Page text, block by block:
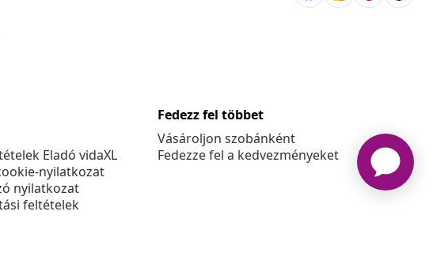
Eladó vidaXL
nyilatkozat
nyilatkozat
feltételek
Fedezz fel többet
Vásároljon szobánként
Fedezze fel a kedvezményeket